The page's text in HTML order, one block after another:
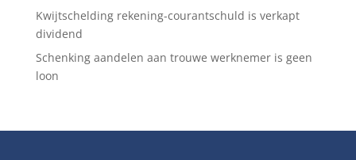
Kwijtschelding rekening-courantschuld is verkapt
dividend
Schenking aandelen aan trouwe werknemer is geen
loon